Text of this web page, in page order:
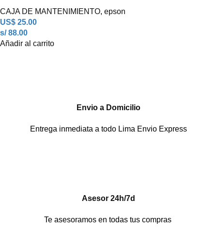
CAJA DE MANTENIMIENTO, epson
US$ 25.00
s/ 88.00
Añadir al carrito
Envio a Domicilio
Entrega inmediata a todo Lima Envio Express
Asesor 24h/7d
Te asesoramos en todas tus compras